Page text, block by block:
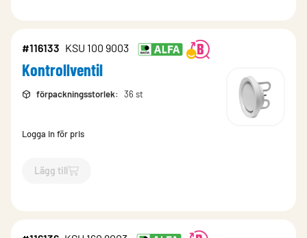
#116133 KSU 100 9003
Kontrollventil
förpackningsstorlek: 36 st
Logga in för pris
Lägg till
`$Lägg till